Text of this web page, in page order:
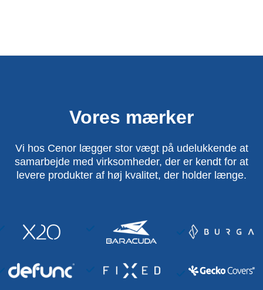
Vores mærker
Vi hos Cenor lægger stor vægt på udelukkende at
samarbejde med virksomheder, der er kendt for at
levere produkter af høj kvalitet, der holder længe.